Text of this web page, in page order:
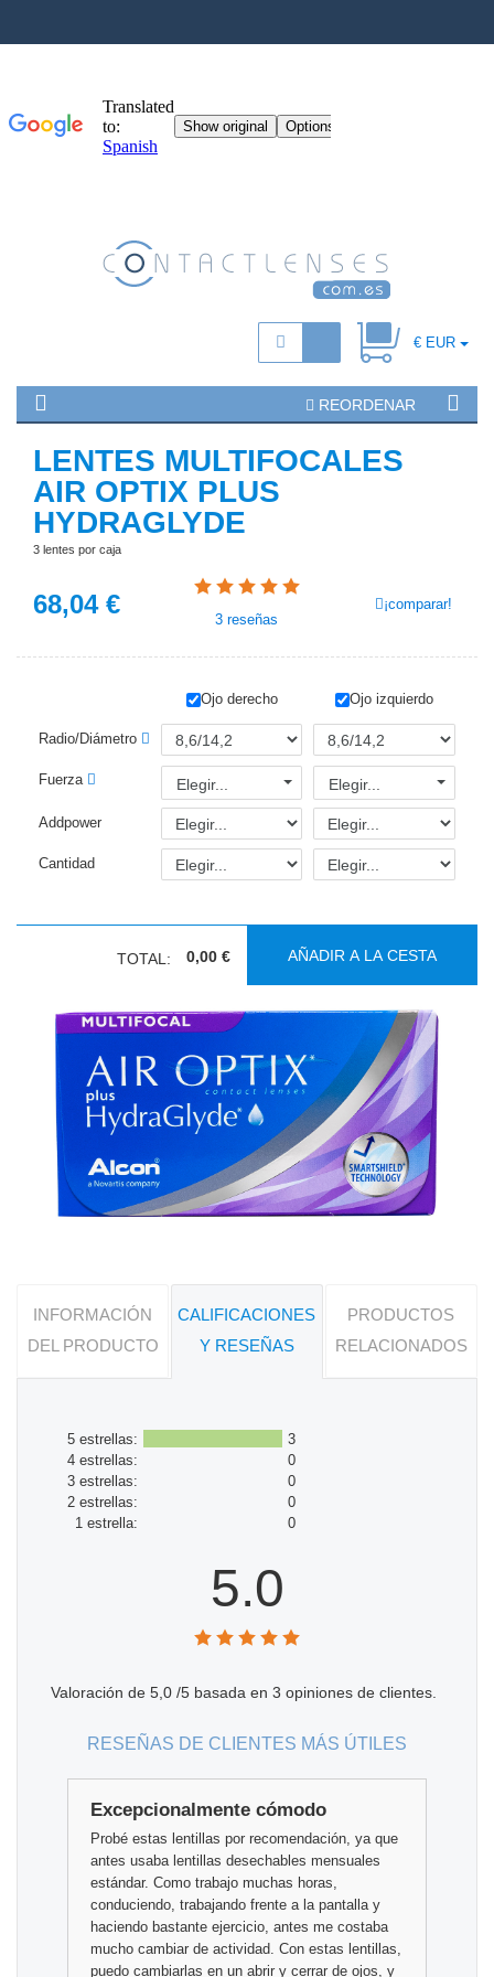
€ EUR
REORDENAR
LENTES MULTIFOCALES
AIR OPTIX PLUS
HYDRAGLYDE
3 lentes por caja
68,04 €
3 reseñas
¡comparar!
Ojo derecho Ojo izquierdo
Radio/Diámetro
Fuerza Elegir... Elegir...
Addpower
Cantidad
TOTAL: 0,00 € AÑADIR A LA CESTA
INFORMACIÓN
DEL PRODUCTO
CALIFICACIONES
Y RESEÑAS
PRODUCTOS
RELACIONADOS
5 estrellas:
3
4 estrellas:
0
3 estrellas:
0
2 estrellas:
0
1 estrella:
0
5.0
Valoración de 5,0 /5 basada en 3 opiniones de clientes.
RESEÑAS DE CLIENTES MÁS ÚTILES
Excepcionalmente cómodo
Probé estas lentillas por recomendación, ya que
antes usaba lentillas desechables mensuales
estándar. Como trabajo muchas horas,
conduciendo, trabajando frente a la pantalla y
haciendo bastante ejercicio, antes me costaba
mucho cambiar de actividad. Con estas lentillas,
puedo cambiarlas en un abrir y cerrar de ojos, y